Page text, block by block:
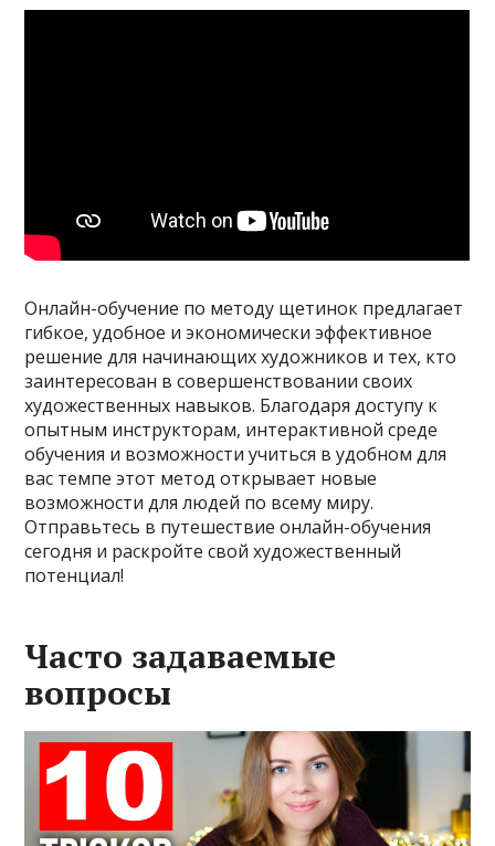
Онлайн-обучение по методу щетинок предлагает
гибкое, удобное и экономически эффективное
решение для начинающих художников и тех, кто
заинтересован в совершенствовании своих
художественных навыков. Благодаря доступу к
опытным инструкторам, интерактивной среде
обучения и возможности учиться в удобном для
вас темпе этот метод открывает новые
возможности для людей по всему миру.
Отправьтесь в путешествие онлайн-обучения
сегодня и раскройте свой художественный
потенциал!
Часто задаваемые
вопросы